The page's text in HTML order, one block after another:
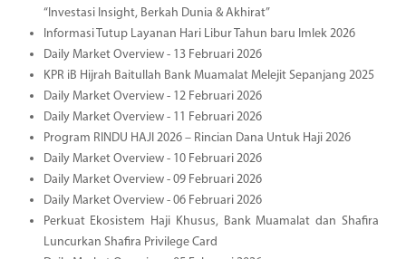
“Investasi Insight, Berkah Dunia & Akhirat”
Informasi Tutup Layanan Hari Libur Tahun baru Imlek 2026
Daily Market Overview - 13 Februari 2026
KPR iB Hijrah Baitullah Bank Muamalat Melejit Sepanjang 2025
Daily Market Overview - 12 Februari 2026
Daily Market Overview - 11 Februari 2026
Program RINDU HAJI 2026 – Rincian Dana Untuk Haji 2026
Daily Market Overview - 10 Februari 2026
Daily Market Overview - 09 Februari 2026
Daily Market Overview - 06 Februari 2026
Perkuat Ekosistem Haji Khusus, Bank Muamalat dan Shafira
Luncurkan Shafira Privilege Card